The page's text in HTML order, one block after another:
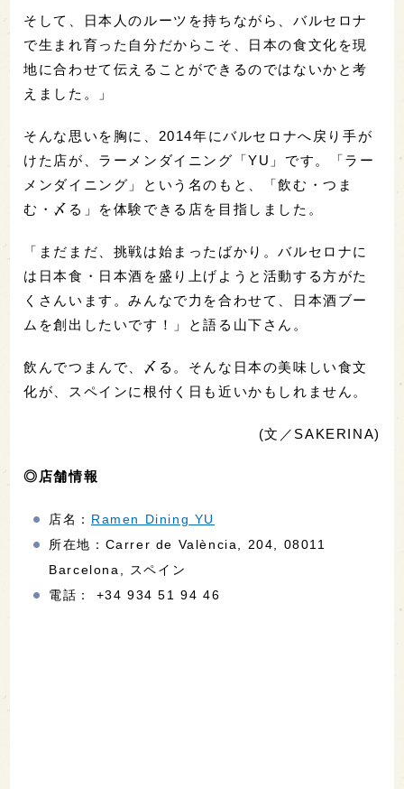
そして、日本人のルーツを持ちながら、バルセロナ
で生まれ育った自分だからこそ、日本の食文化を現
地に合わせて伝えることができるのではないかと考
えました。」
そんな思いを胸に、2014年にバルセロナへ戻り手が
けた店が、ラーメンダイニング「YU」です。「ラー
メンダイニング」という名のもと、「飲む・つま
む・〆る」を体験できる店を目指しました。
「まだまだ、挑戦は始まったばかり。バルセロナに
は日本食・日本酒を盛り上げようと活動する方がた
くさんいます。みんなで力を合わせて、日本酒ブー
ムを創出したいです！」と語る山下さん。
飲んでつまんで、〆る。そんな日本の美味しい食文
化が、スペインに根付く日も近いかもしれません。
(文／SAKERINA)
◎店舗情報
店名： Ramen Dining YU
所在地：Carrer de València, 204, 08011
Barcelona, スペイン
電話： +34 934 51 94 46